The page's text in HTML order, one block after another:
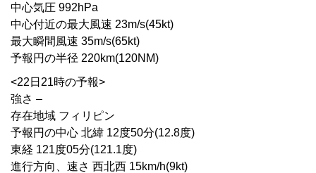
中心気圧 992hPa
中心付近の最大風速 23m/s(45kt)
最大瞬間風速 35m/s(65kt)
予報円の半径 220km(120NM)
<22日21時の予報>
強さ –
存在地域 フィリピン
予報円の中心 北緯 12度50分(12.8度)
東経 121度05分(121.1度)
進行方向、速さ 西北西 15km/h(9kt)